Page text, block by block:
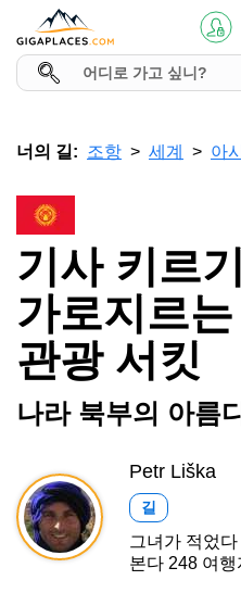
너의 길: 조항 세계 아
기사 키르
가로지르
관광 서킷
나라 북부의 아름
Petr Liška
길
그녀가 적었다
본다 248 여행